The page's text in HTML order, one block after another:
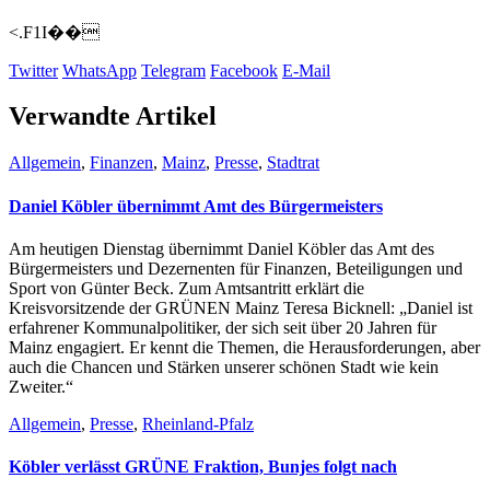
<.F1I��
Twitter WhatsApp Telegram Facebook E-Mail
Verwandte Artikel
Allgemein, Finanzen, Mainz, Presse, Stadtrat
Daniel Köbler übernimmt Amt des Bürgermeisters
Am heutigen Dienstag übernimmt Daniel Köbler das Amt des
Bürgermeisters und Dezernenten für Finanzen, Beteiligungen und
Sport von Günter Beck. Zum Amtsantritt erklärt die
Kreisvorsitzende der GRÜNEN Mainz Teresa Bicknell: „Daniel ist
erfahrener Kommunalpolitiker, der sich seit über 20 Jahren für
Mainz engagiert. Er kennt die Themen, die Herausforderungen, aber
auch die Chancen und Stärken unserer schönen Stadt wie kein
Zweiter.“
Allgemein, Presse, Rheinland-Pfalz
Köbler verlässt GRÜNE Fraktion, Bunjes folgt nach